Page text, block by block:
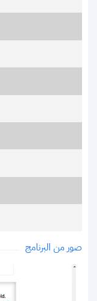
صور من البرنامج